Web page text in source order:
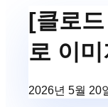
[클로
로 이미
2026년 5월 20